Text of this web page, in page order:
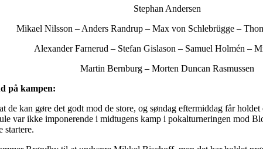
Stephan Andersen
Mikael Nilsson – Anders Randrup – Max von Schlebrügge –
Alexander Farnerud – Stefan Gislason – Samuel Holmén –
Martin Bernburg – Morten Duncan Rasmussen
på kampen:
de kan gøre det godt mod de store, og søndag eftermiddag får
var ikke imponerende i midtugens kamp i pokalturneringen mod
startere.